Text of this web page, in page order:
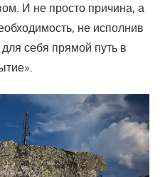
И не просто причина, а
не исполнив
себя прямой путь в